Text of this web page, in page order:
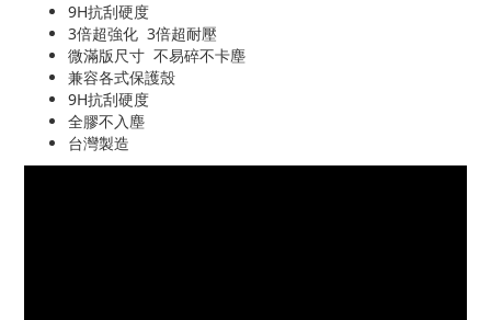
9H抗刮硬度
3倍超強化 3倍超耐壓
微滿版尺寸 不易碎不卡塵
兼容各式保護殼
9H抗刮硬度
全膠不入塵
台灣製造